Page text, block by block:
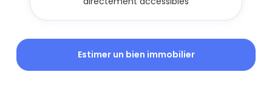
Estimer un bien immobilier